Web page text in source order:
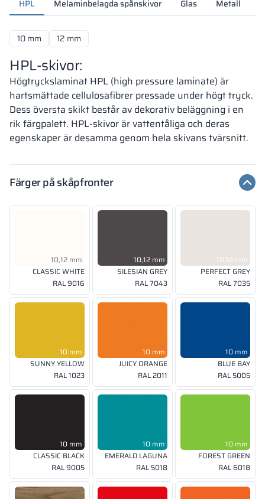
HPL Melaminbelagda spånskivor Glas Metall
10 mm 12 mm
HPL-skivor:
Högtryckslaminat HPL (high pressure laminate) är
hartsmättade cellulosafibrer pressade under högt tryck.
Dess översta skikt består av dekorativ beläggning i en
rik färgpalett. HPL-skivor är vattentåliga och deras
egenskaper är desamma genom hela skivans tvärsnitt.
Färger på skåpfronter
10,12 mm
CLASSIC WHITE
RAL 9016
10,12 mm
SILESIAN GREY
RAL 7043
10,12 mm
PERFECT GREY
RAL 7035
10 mm
SUNNY YELLOW
RAL 1023
10 mm
JUICY ORANGE
RAL 2011
10 mm
BLUE BAY
RAL 5005
10 mm
CLASSIC BLACK
RAL 9005
10 mm
EMERALD LAGUNA
RAL 5018
10 mm
FOREST GREEN
RAL 6018